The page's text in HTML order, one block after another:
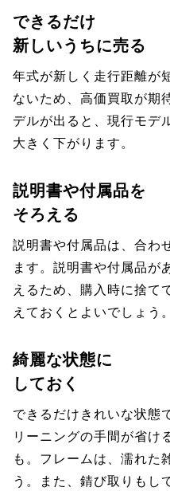
できるだけ
新しいうちに売る
年式が新しく走行距離が
ないため、高価買取が期
デルが出ると、現行モデ
大きく下がります。
説明書や付属品を
そろえる
説明書や付属品は、合わ
ます。説明書や付属品が
えるため、購入時に捨て
えておくとよいでしょう。
綺麗な状態に
しておく
できるだけきれいな状態
リーニングの手間が省け
も。フレームは、濡れた
う。また、錆び取りもし